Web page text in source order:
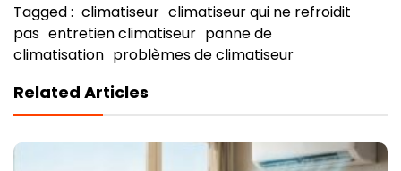
Tagged : climatiseur climatiseur qui ne refroidit
pas entretien climatiseur panne de
climatisation problèmes de climatiseur
Related Articles